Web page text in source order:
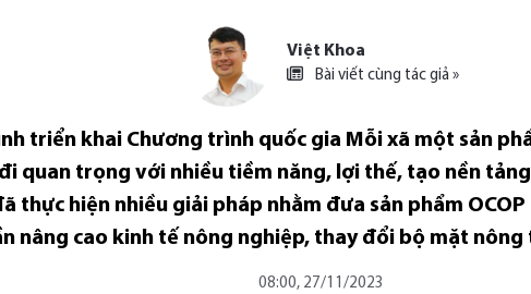
Việt Khoa
Bài viết cùng tác giả »
triển khai Chương trình quốc gia Mỗi xã một sản
quan trọng với nhiều tiềm năng, lợi thế, tạo nền
thực hiện nhiều giải pháp nhằm đưa sản phẩm
nâng cao kinh tế nông nghiệp, thay đổi bộ mặt nông
08:00, 27/11/2023